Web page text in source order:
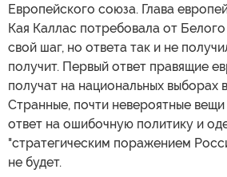
Европейского союза. Глава
Кая Каллас потребовала от Белого
свой шаг, но ответа так и не
получит. Первый ответ правящие
получат на национальных выборах
Странные, почти невероятные
ответ на ошибочную политику и
"стратегическим поражением
не будет.